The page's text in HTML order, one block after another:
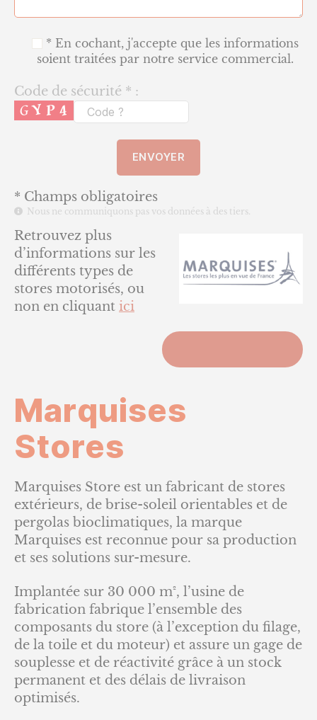
* En cochant, j'accepte que les informations
soient traitées par notre service commercial.
Code de sécurité * :
* Champs obligatoires
Nous ne communiquons pas vos données à des tiers.
Retrouvez plus
d’informations sur les
différents types de
stores motorisés, ou
non en cliquant ici
Marquises
Stores
Marquises Store est un fabricant de stores
extérieurs, de brise-soleil orientables et de
pergolas bioclimatiques, la marque
Marquises est reconnue pour sa production
et ses solutions sur-mesure.
Implantée sur 30 000 m², l’usine de
fabrication fabrique l’ensemble des
composants du store (à l’exception du filage,
de la toile et du moteur) et assure un gage de
souplesse et de réactivité grâce à un stock
permanent et des délais de livraison
optimisés.